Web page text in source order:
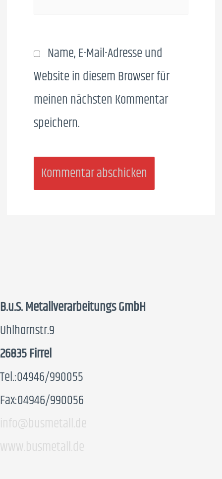
Name, E-Mail-Adresse und
Website in diesem Browser für
meinen nächsten Kommentar
speichern.
B.u.S. Metallverarbeitungs GmbH
Uhlhornstr.9
26835 Firrel
Tel.:04946/990055
Fax:04946/990056
info@busmetall.de
www.busmetall.de